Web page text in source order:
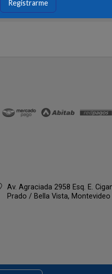
Av. Agraciada 2958 Esq. E.
Prado / Bella Vista, Montevideo
Registrarme